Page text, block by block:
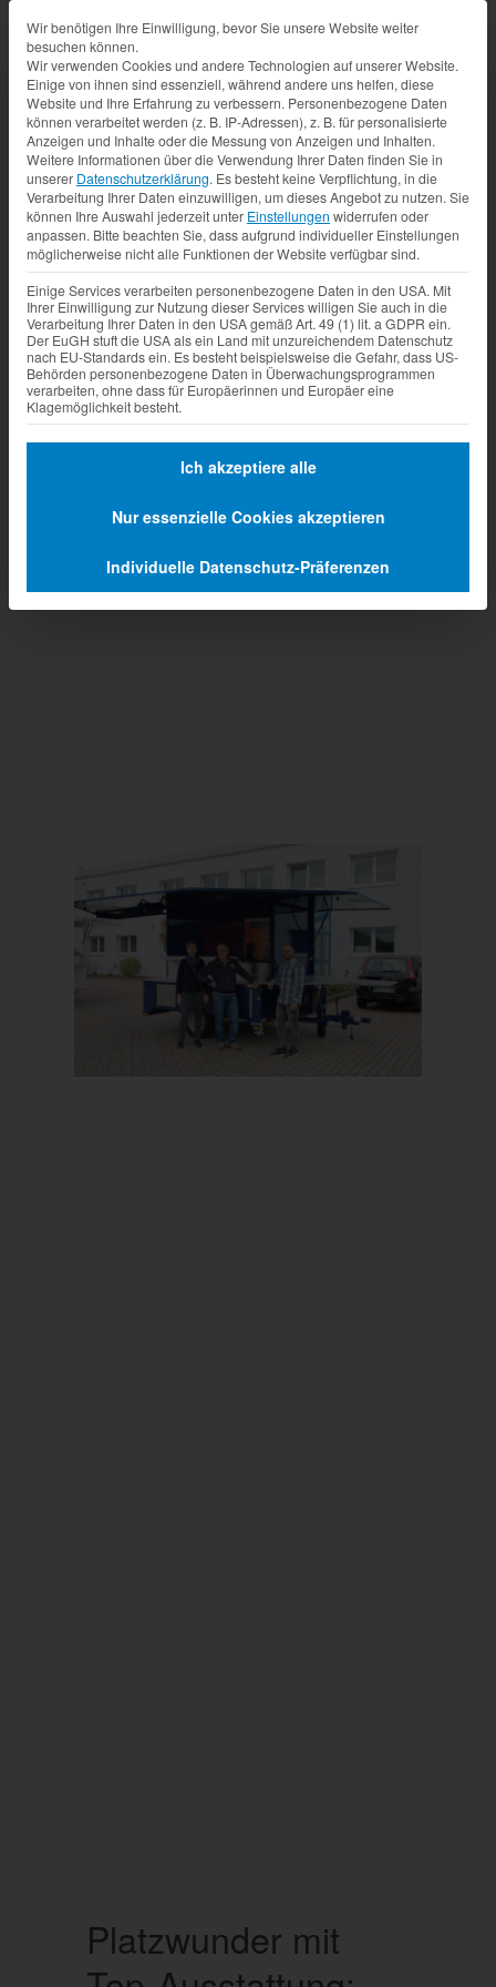
Platzwunder mit
Datenschutz-Präferenz
Wir benötigen Ihre Einwilligung, bevor Sie unsere Website weiter
besuchen können.
Wir verwenden Cookies und andere Technologien auf unserer Website.
Einige von ihnen sind essenziell, während andere uns helfen, diese
Website und Ihre Erfahrung zu verbessern. Personenbezogene Daten
können verarbeitet werden (z. B. IP-Adressen), z. B. für personalisierte
Anzeigen und Inhalte oder die Messung von Anzeigen und Inhalten.
Weitere Informationen über die Verwendung Ihrer Daten finden Sie in
unserer Datenschutzerklärung. Es besteht keine Verpflichtung, in die
Verarbeitung Ihrer Daten einzuwilligen, um dieses Angebot zu nutzen. Sie
können Ihre Auswahl jederzeit unter Einstellungen widerrufen oder
anpassen. Bitte beachten Sie, dass aufgrund individueller Einstellungen
möglicherweise nicht alle Funktionen der Website verfügbar sind.
Einige Services verarbeiten personenbezogene Daten in den USA. Mit
Ihrer Einwilligung zur Nutzung dieser Services willigen Sie auch in die
Verarbeitung Ihrer Daten in den USA gemäß Art. 49 (1) lit. a GDPR ein.
Der EuGH stuft die USA als ein Land mit unzureichendem Datenschutz
nach EU-Standards ein. Es besteht beispielsweise die Gefahr, dass US-
Behörden personenbezogene Daten in Überwachungsprogrammen
verarbeiten, ohne dass für Europäerinnen und Europäer eine
Klagemöglichkeit besteht.
Ich akzeptiere alle
Nur essenzielle Cookies akzeptieren
Individuelle Datenschutz-Präferenzen